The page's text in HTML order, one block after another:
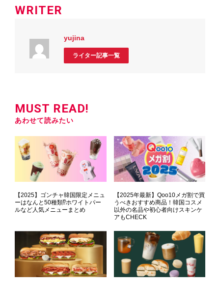
WRITER
yujina
ライター記事一覧
MUST READ!
あわせて読みたい
【2025】ゴンチャ韓国限定メニュ
ーはなんと50種類⁉ホワイトパー
ルなど人気メニューまとめ
【2025年最新】Qoo10メガ割で買
うべきおすすめ商品！韓国コスメ
以外の名品や初心者向けスキンケ
アもCHECK